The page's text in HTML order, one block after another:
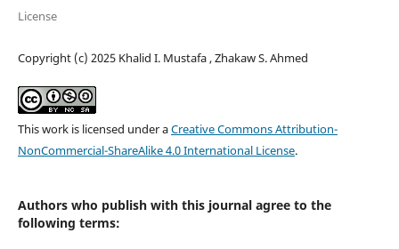
License
Copyright (c) 2025 Khalid I. Mustafa , Zhakaw S. Ahmed
This work is licensed under aCreative Commons Attribution-
NonCommercial-ShareAlike 4.0 International License.
Authors who publish with this journal agree to the
following terms: